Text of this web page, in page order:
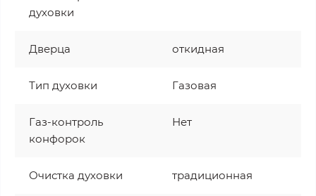
духовки
Дверца откидная
Тип духовки Газовая
Газ-контроль
конфорок
Нет
Очистка духовки традиционная